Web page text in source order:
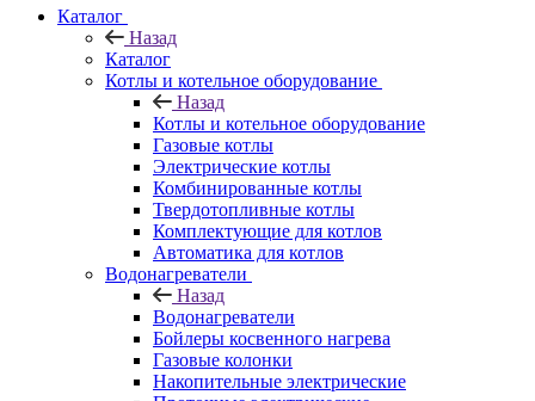
Каталог
Назад
Каталог
Котлы и котельное оборудование
Назад
Котлы и котельное оборудование
Газовые котлы
Электрические котлы
Комбинированные котлы
Твердотопливные котлы
Комплектующие для котлов
Автоматика для котлов
Водонагреватели
Назад
Водонагреватели
Бойлеры косвенного нагрева
Газовые колонки
Накопительные электрические